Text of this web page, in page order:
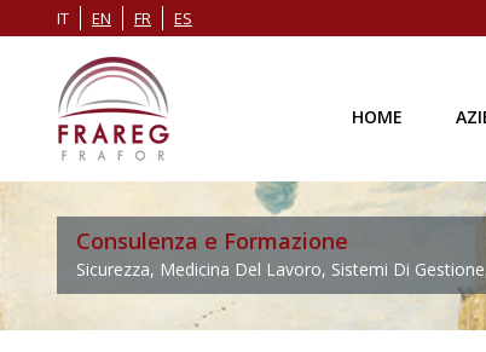
IT EN FR ES
HOME
Consulenza e Formazione
Sicurezza, Medicina Del Lavoro, Sistemi Di